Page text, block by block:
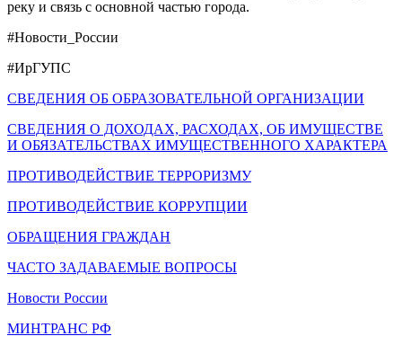
реку и связь с основной частью города.
#Новости_России
#ИрГУПС
СВЕДЕНИЯ ОБ ОБРАЗОВАТЕЛЬНОЙ ОРГАНИЗАЦИИ
СВЕДЕНИЯ О ДОХОДАХ, РАСХОДАХ, ОБ ИМУЩЕСТВЕ
И ОБЯЗАТЕЛЬСТВАХ ИМУЩЕСТВЕННОГО ХАРАКТЕРА
ПРОТИВОДЕЙСТВИЕ ТЕРРОРИЗМУ
ПРОТИВОДЕЙСТВИЕ КОРРУПЦИИ
ОБРАЩЕНИЯ ГРАЖДАН
ЧАСТО ЗАДАВАЕМЫЕ ВОПРОСЫ
Новости России
МИНТРАНС РФ